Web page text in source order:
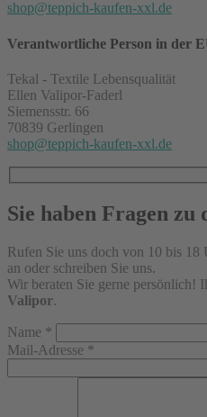
shop@teppich-kaufen-xxl.de
Verantwortliche Person in der
Tekal - Textile Lebensqualität
Ellen Valipor-Faderl
Siemensstr. 66
70839 Gerlingen
shop@teppich-kaufen-xxl.de
Sie haben Fragen zu
Rufen Sie uns doch von 10 bis 18
an oder schreiben Sie uns.
Wir beraten Sie gerne persönlich!
Valipor.
Name *
Mail-Adresse *